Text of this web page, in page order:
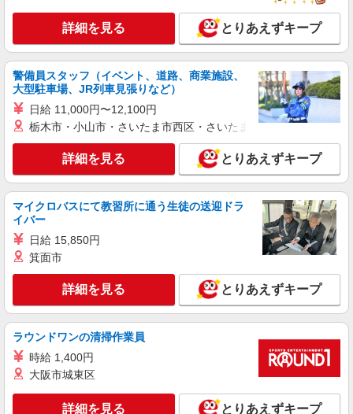
詳細を見る とりあえずキープ
警備員スタッフ（イベント、道路、商業施設、
大型駐車場、JR列車見張りなど）
日給 11,000円〜12,100円
栃木市・小山市・さいたま市西区・さいたま市岩槻区・久喜市・
詳細を見る とりあえずキープ
マイクロバスにて教習所に通う生徒の送迎ドラ
イバー
日給 15,850円
箕面市
詳細を見る とりあえずキープ
ラウンドワンの清掃作業員
時給 1,400円
大阪市城東区
詳細を見る とりあえずキープ